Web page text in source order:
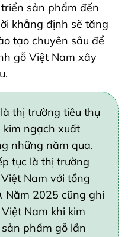
sản phẩm đến
khẳng định sẽ tăng
tạo chuyên sâu để
gỗ Việt Nam xây
thị trường tiêu thụ
kim ngạch xuất
những năm qua.
tục là thị trường
Nam với tổng
Năm 2025 cũng ghi
Nam khi kim
phẩm gỗ lần